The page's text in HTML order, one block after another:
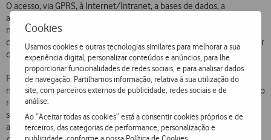
Cookies
Usamos cookies e outras tecnologias similares para melhorar a sua
experiência digital, personalizar conteúdos e anúncios, para lhe
proporcionar funcionalidades de redes sociais, e para analisar dados
de navegação. Partilhamos informação, relativa à sua utilização do
site, com parceiros externos de publicidade, redes sociais e de
análise.
Ao “Aceitar todas as cookies” está a consentir cookies próprios e de
terceiros, das categorias de performance, personalização e
O acesso, via GPRS, à Internet/Intranet, a bases de dados, a
aplicações e ao
modo rápido e em mobilidade, possa consultar e actualizar todos os
conteúdos normalmente disponíveis quando em Portugal, onde quer
que ele se encontre.
Refira-se que o acesso aos serviços GPRS emroamingé realizado no
mesmo ambiente das comunicações nacionais (não sendo necessário
realizar qualquer alteração no perfil de utilização corrente dos
serviços GPRS). Ou seja: a comunicação ao serviço WAP, Web e/ou
acesso remoto a empresas (acesso empresarial) será realizada em